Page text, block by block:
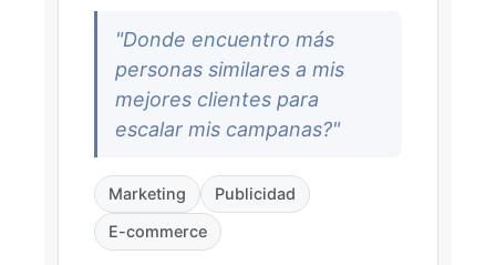
FLUJO DE ANALISIS
1 Contar directorio de
geografica
(Manzana/AGEB/CP) para
la categoria dada (oferta).
"Donde encuentro más
personas similares a mis
mejores clientes para
escalar mis campanas?"
Marketing
Publicidad
E-commerce